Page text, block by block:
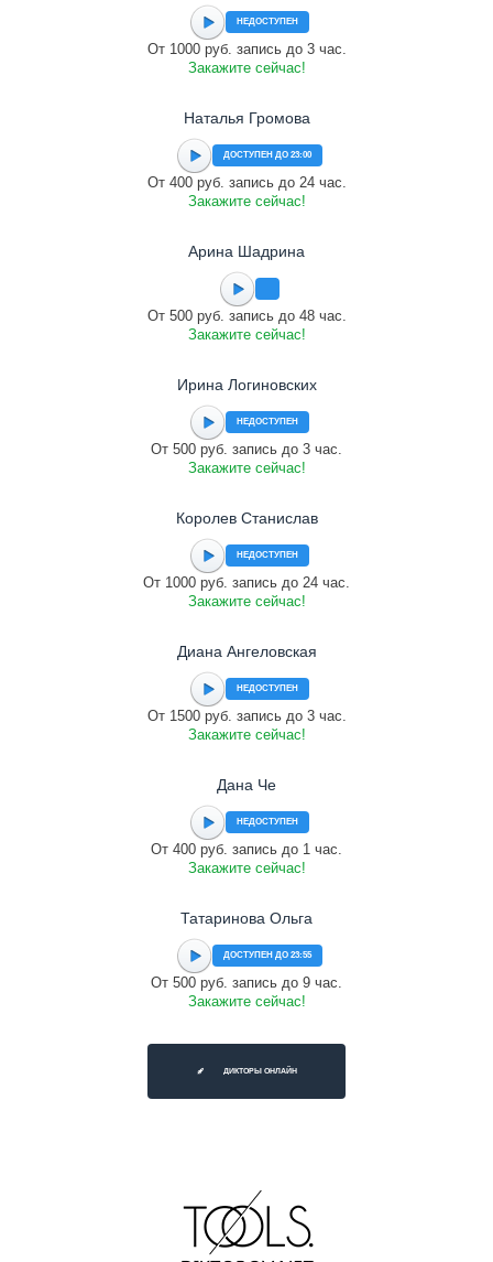
НЕДОСТУПЕН
От 1000 руб. запись до 3 час.
Закажите сейчас!
Наталья Громова
ДОСТУПЕН ДО 23:00
От 400 руб. запись до 24 час.
Закажите сейчас!
Арина Шадрина
От 500 руб. запись до 48 час.
Закажите сейчас!
Ирина Логиновских
НЕДОСТУПЕН
От 500 руб. запись до 3 час.
Закажите сейчас!
Королев Станислав
НЕДОСТУПЕН
От 1000 руб. запись до 24 час.
Закажите сейчас!
Диана Ангеловская
НЕДОСТУПЕН
От 1500 руб. запись до 3 час.
Закажите сейчас!
Дана Че
НЕДОСТУПЕН
От 400 руб. запись до 1 час.
Закажите сейчас!
Татаринова Ольга
ДОСТУПЕН ДО 23:55
От 500 руб. запись до 9 час.
Закажите сейчас!
ДИКТОРЫ ОНЛАЙН